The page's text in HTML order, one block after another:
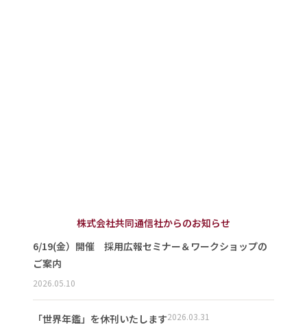
株式会社共同通信社からのお知らせ
6/19(金）開催 採用広報セミナー＆ワークショップの
ご案内
2026.05.10
「世界年鑑」を休刊いたします2026.03.31